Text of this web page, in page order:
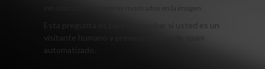
Introduzca los caracteres mostrados en la imagen.
Esta pregunta es para comprobar si usted es un
visitante humano y prevenir envíos de spam
automatizado.